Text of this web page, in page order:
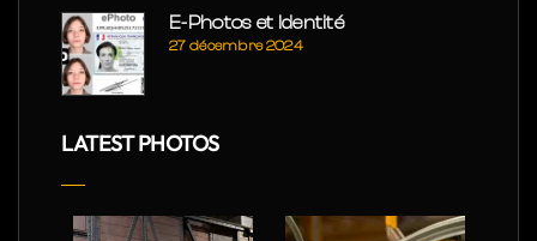
E-Photos et Identité
27 décembre 2024
LATEST PHOTOS